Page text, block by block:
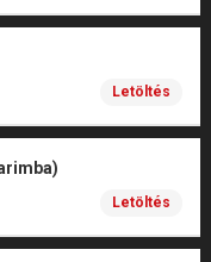
Letöltés
Letöltés